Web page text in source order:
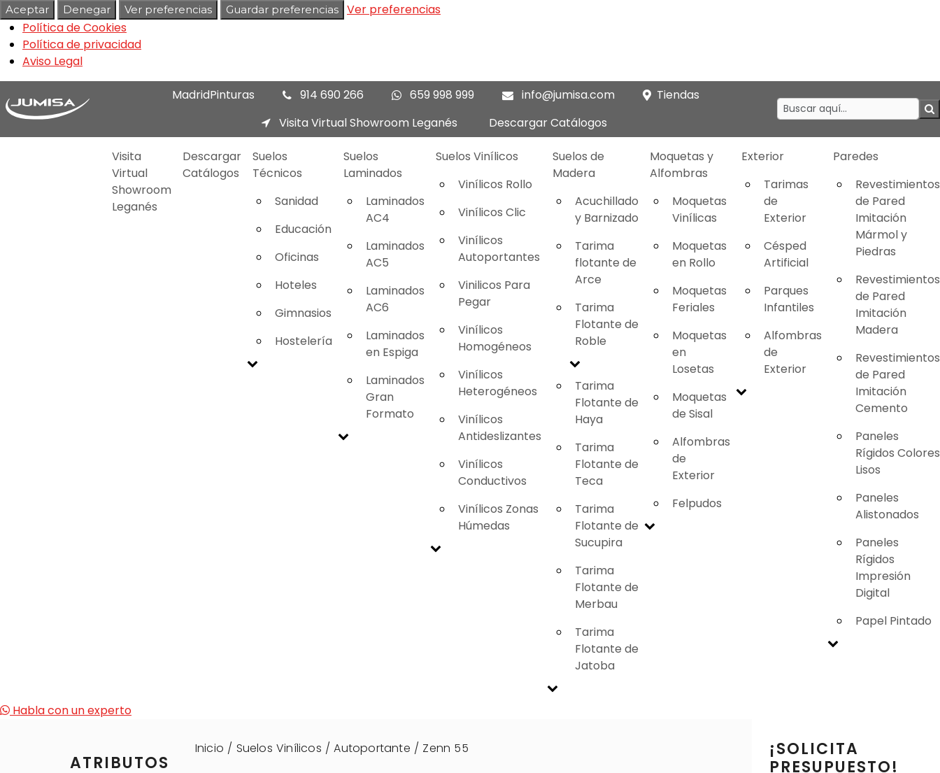
Aceptar Denegar Ver preferencias Guardar preferencias
Ver preferencias
Política de Cookies
Política de privacidad
Aviso Legal
MadridPinturas 914 690 266 659 998 999 info@jumisa.com
Tiendas
Visita Virtual Showroom Leganés
Descargar Catálogos
Visita
Virtual
Showroom
Leganés
Descargar
Catálogos
Suelos
Técnicos
Sanidad
Educación
Oficinas
Hoteles
Gimnasios
Hostelería
Suelos
Laminados
Laminados
AC4
Laminados
AC5
Laminados
AC6
Laminados
en Espiga
Laminados
Gran
Formato
Suelos Vinílicos
Vinílicos Rollo
Vinílicos Clic
Vinílicos
Autoportantes
Vinilicos Para
Pegar
Vinílicos
Homogéneos
Vinílicos
Heterogéneos
Vinílicos
Antideslizantes
Vinílicos
Conductivos
Vinílicos Zonas
Húmedas
Suelos de
Madera
Acuchillado
y Barnizado
Tarima
flotante de
Arce
Tarima
Flotante de
Roble
Tarima
Flotante de
Haya
Tarima
Flotante de
Teca
Tarima
Flotante de
Sucupira
Tarima
Flotante de
Merbau
Tarima
Flotante de
Jatoba
Moquetas y
Alfombras
Moquetas
Vinílicas
Moquetas
en Rollo
Moquetas
Feriales
Moquetas
en
Losetas
Moquetas
de Sisal
Alfombras
de
Exterior
Felpudos
Exterior
Tarimas
de
Exterior
Césped
Artificial
Parques
Infantiles
Alfombras
de
Exterior
Paredes
Revestimientos
de Pared
Imitación
Mármol y
Piedras
Revestimientos
de Pared
Imitación
Madera
Revestimientos
de Pared
Imitación
Cemento
Paneles
Rígidos Colores
Lisos
Paneles
Alistonados
Paneles
Rígidos
Impresión
Digital
Papel Pintado
Habla con un experto
ATRIBUTOS
Inicio / Suelos Vinílicos /Autoportante / Zenn 55
¡SOLICITA
PRESUPUESTO!